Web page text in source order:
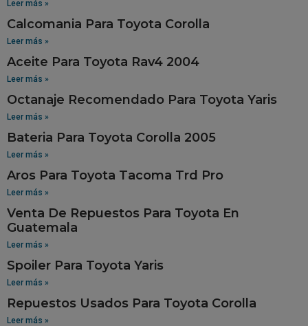
Leer más »
Calcomania Para Toyota Corolla
Leer más »
Aceite Para Toyota Rav4 2004
Leer más »
Octanaje Recomendado Para Toyota Yaris
Leer más »
Bateria Para Toyota Corolla 2005
Leer más »
Aros Para Toyota Tacoma Trd Pro
Leer más »
Venta De Repuestos Para Toyota En
Guatemala
Leer más »
Spoiler Para Toyota Yaris
Leer más »
Repuestos Usados Para Toyota Corolla
Leer más »